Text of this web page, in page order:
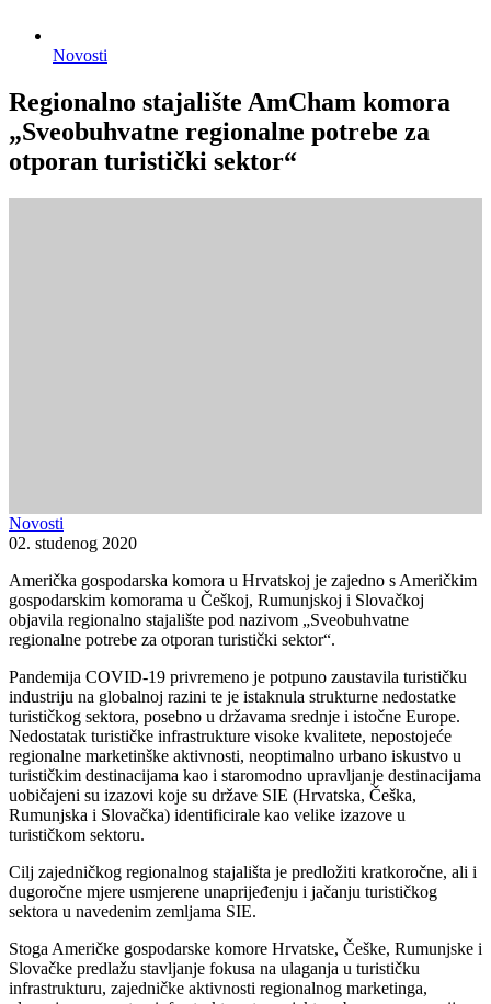
Novosti
Regionalno stajalište AmCham komora
„Sveobuhvatne regionalne potrebe za
otporan turistički sektor“
Novosti
02. studenog 2020
Američka gospodarska komora u Hrvatskoj je zajedno s Američkim
gospodarskim komorama u Češkoj, Rumunjskoj i Slovačkoj
objavila regionalno stajalište pod nazivom „Sveobuhvatne
regionalne potrebe za otporan turistički sektor“.
Pandemija COVID-19 privremeno je potpuno zaustavila turističku
industriju na globalnoj razini te je istaknula strukturne nedostatke
turističkog sektora, posebno u državama srednje i istočne Europe.
Nedostatak turističke infrastrukture visoke kvalitete, nepostojeće
regionalne marketinške aktivnosti, neoptimalno urbano iskustvo u
turističkim destinacijama kao i staromodno upravljanje destinacijama
uobičajeni su izazovi koje su države SIE (Hrvatska, Češka,
Rumunjska i Slovačka) identificirale kao velike izazove u
turističkom sektoru.
Cilj zajedničkog regionalnog stajališta je predložiti kratkoročne, ali i
dugoročne mjere usmjerene unaprijeđenju i jačanju turističkog
sektora u navedenim zemljama SIE.
Stoga Američke gospodarske komore Hrvatske, Češke, Rumunjske i
Slovačke predlažu stavljanje fokusa na ulaganja u turističku
infrastrukturu, zajedničke aktivnosti regionalnog marketinga,